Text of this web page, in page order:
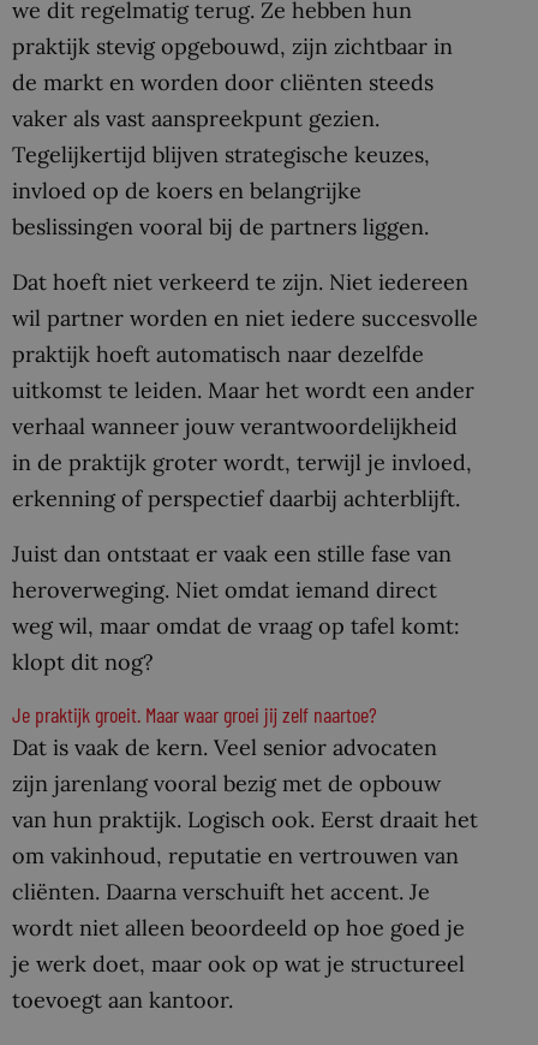
we dit regelmatig terug. Ze hebben hun
praktijk stevig opgebouwd, zijn zichtbaar in
de markt en worden door cliënten steeds
vaker als vast aanspreekpunt gezien.
Tegelijkertijd blijven strategische keuzes,
invloed op de koers en belangrijke
beslissingen vooral bij de partners liggen.
Dat hoeft niet verkeerd te zijn. Niet iedereen
wil partner worden en niet iedere succesvolle
praktijk hoeft automatisch naar dezelfde
uitkomst te leiden. Maar het wordt een ander
verhaal wanneer jouw verantwoordelijkheid
in de praktijk groter wordt, terwijl je invloed,
erkenning of perspectief daarbij achterblijft.
Juist dan ontstaat er vaak een stille fase van
heroverweging. Niet omdat iemand direct
weg wil, maar omdat de vraag op tafel komt:
klopt dit nog?
Je praktijk groeit. Maar waar groei jij zelf naartoe?
Dat is vaak de kern. Veel senior advocaten
zijn jarenlang vooral bezig met de opbouw
van hun praktijk. Logisch ook. Eerst draait het
om vakinhoud, reputatie en vertrouwen van
cliënten. Daarna verschuift het accent. Je
wordt niet alleen beoordeeld op hoe goed je
je werk doet, maar ook op wat je structureel
toevoegt aan kantoor.